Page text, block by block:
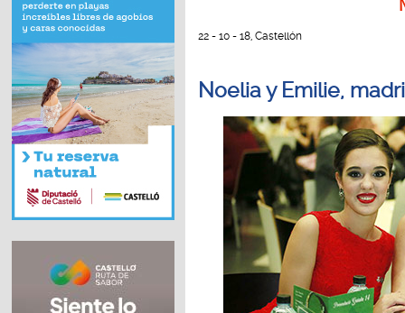
22 - 10 - 18, Castellón
Noelia y Emilie,